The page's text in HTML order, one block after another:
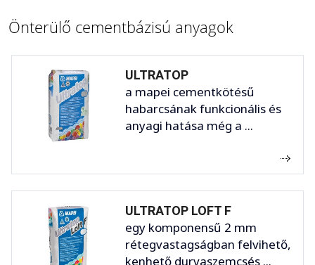
Önterülő cementbázisú anyagok
ULTRATOP
a mapei cementkötésű
habarcsának funkcionális és
anyagi hatása még a ...
ULTRATOP LOFT F
egy komponensű 2 mm
rétegvastagságban felvihető,
kenhető durvaszemcsés ...